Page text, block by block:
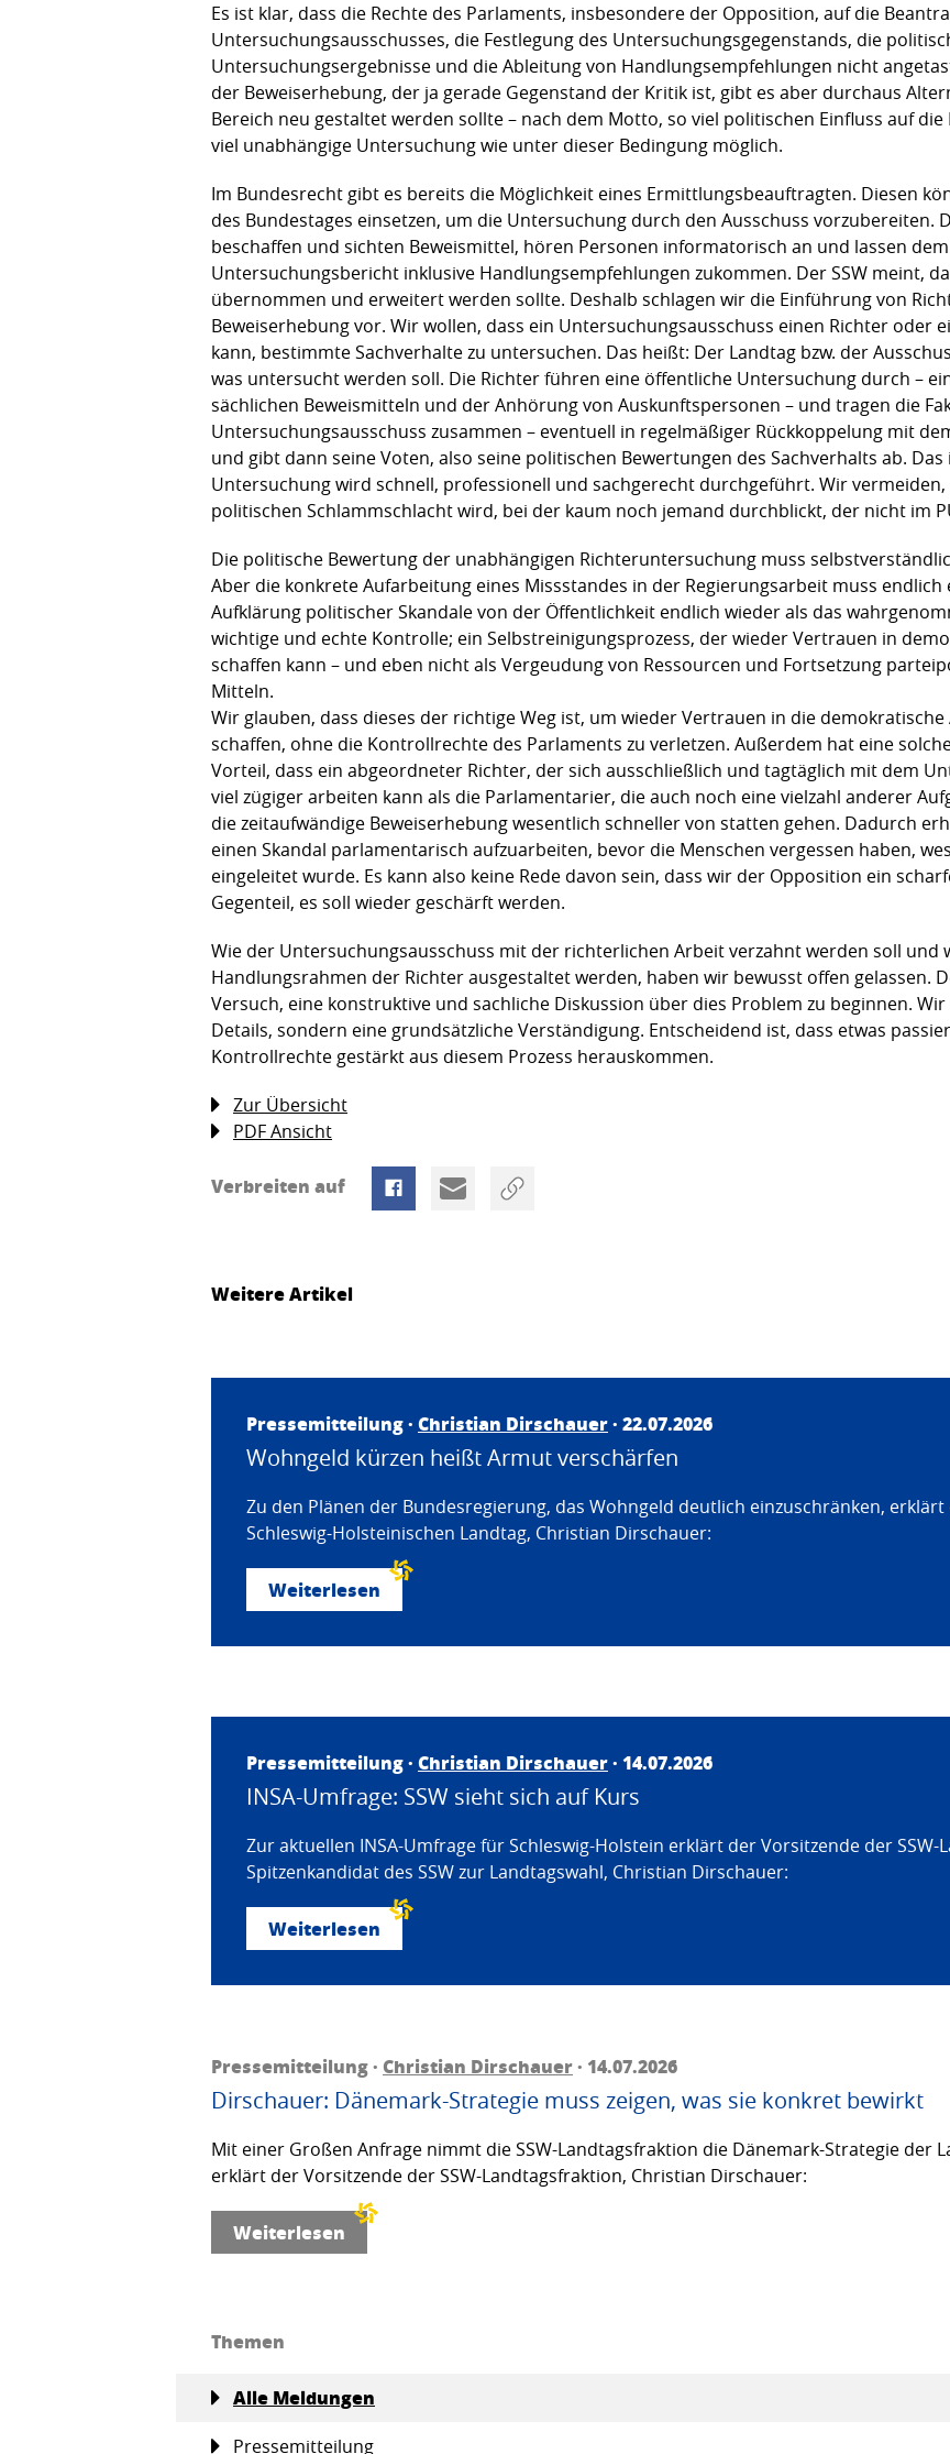
Es ist klar, dass die Rechte des Parlaments, insbesondere der Opposition, auf die
Untersuchungsausschusses, die Festlegung des Untersuchungsgegenstands, die
Untersuchungsergebnisse und die Ableitung von Handlungsempfehlungen nicht
der Beweiserhebung, der ja gerade Gegenstand der Kritik ist, gibt es aber durchaus
Bereich neu gestaltet werden sollte – nach dem Motto, so viel politischen Einfluss auf
viel unabhängige Untersuchung wie unter dieser Bedingung möglich.
Im Bundesrecht gibt es bereits die Möglichkeit eines Ermittlungsbeauftragten. Diesen
des Bundestages einsetzen, um die Untersuchung durch den Ausschuss vorzubereiten.
beschaffen und sichten Beweismittel, hören Personen informatorisch an und lassen
Untersuchungsbericht inklusive Handlungsempfehlungen zukommen. Der SSW meint,
übernommen und erweitert werden sollte. Deshalb schlagen wir die Einführung von
Beweiserhebung vor. Wir wollen, dass ein Untersuchungsausschuss einen Richter oder
kann, bestimmte Sachverhalte zu untersuchen. Das heißt: Der Landtag bzw. der
was untersucht werden soll. Die Richter führen eine öffentliche Untersuchung durch –
sächlichen Beweismitteln und der Anhörung von Auskunftspersonen – und tragen die
Untersuchungsausschuss zusammen – eventuell in regelmäßiger Rückkoppelung mit
und gibt dann seine Voten, also seine politischen Bewertungen des Sachverhalts ab. Das
Untersuchung wird schnell, professionell und sachgerecht durchgeführt. Wir
politischen Schlammschlacht wird, bei der kaum noch jemand durchblickt, der nicht im
Die politische Bewertung der unabhängigen Richteruntersuchung muss
Aber die konkrete Aufarbeitung eines Missstandes in der Regierungsarbeit muss
Aufklärung politischer Skandale von der Öffentlichkeit endlich wieder als das
wichtige und echte Kontrolle; ein Selbstreinigungsprozess, der wieder Vertrauen in
schaffen kann – und eben nicht als Vergeudung von Ressourcen und Fortsetzung
Mitteln.
Wir glauben, dass dieses der richtige Weg ist, um wieder Vertrauen in die
schaffen, ohne die Kontrollrechte des Parlaments zu verletzen. Außerdem hat eine
Vorteil, dass ein abgeordneter Richter, der sich ausschließlich und tagtäglich mit dem
viel zügiger arbeiten kann als die Parlamentarier, die auch noch eine vielzahl anderer
die zeitaufwändige Beweiserhebung wesentlich schneller von statten gehen. Dadurch
einen Skandal parlamentarisch aufzuarbeiten, bevor die Menschen vergessen haben,
eingeleitet wurde. Es kann also keine Rede davon sein, dass wir der Opposition ein
Gegenteil, es soll wieder geschärft werden.
Wie der Untersuchungsausschuss mit der richterlichen Arbeit verzahnt werden soll und
Handlungsrahmen der Richter ausgestaltet werden, haben wir bewusst offen gelassen.
Versuch, eine konstruktive und sachliche Diskussion über dies Problem zu beginnen.
Details, sondern eine grundsätzliche Verständigung. Entscheidend ist, dass etwas
Kontrollrechte gestärkt aus diesem Prozess herauskommen.
Zur Übersicht
PDF Ansicht
Verbreiten auf
Weitere Artikel
Pressemitteilung · Christian Dirschauer· 22.07.2026
Wohngeld kürzen heißt Armut verschärfen
Zu den Plänen der Bundesregierung, das Wohngeld deutlich einzuschränken,
Schleswig-Holsteinischen Landtag, Christian Dirschauer:
Weiterlesen
Pressemitteilung · Christian Dirschauer· 14.07.2026
INSA-Umfrage: SSW sieht sich auf Kurs
Zur aktuellen INSA-Umfrage für Schleswig-Holstein erklärt der Vorsitzende der
Spitzenkandidat des SSW zur Landtagswahl, Christian Dirschauer:
Weiterlesen
Pressemitteilung · Christian Dirschauer· 14.07.2026
Dirschauer: Dänemark-Strategie muss zeigen, was sie konkret bewirkt
Mit einer Großen Anfrage nimmt die SSW-Landtagsfraktion die Dänemark-Strategie der
erklärt der Vorsitzende der SSW-Landtagsfraktion, Christian Dirschauer:
Weiterlesen
Themen
Alle Meldungen
Pressemitteilung